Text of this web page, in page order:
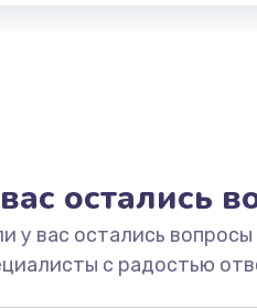
остались
у вас остались
с радостью